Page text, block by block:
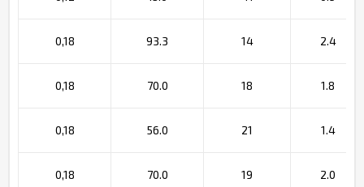
0,18 93.3 14 2.4
0,18 70.0 18 1.8
0,18 56.0 21 1.4
0,18 70.0 19 2.0